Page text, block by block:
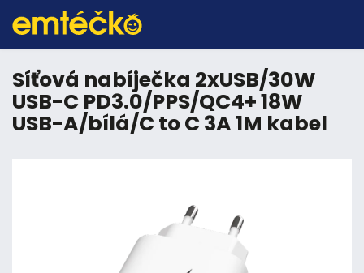
Síťová nabíječka 2xUSB/30W
USB-C PD3.0/PPS/QC4+ 18W
USB-A/bílá/C to C 3A 1M kabel